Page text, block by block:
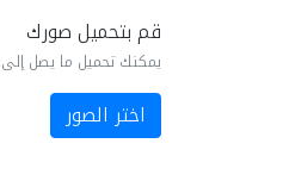
قم بتحميل صورك
يمكنك تحميل ما يصل إلى 12 صورة
اختر الصور